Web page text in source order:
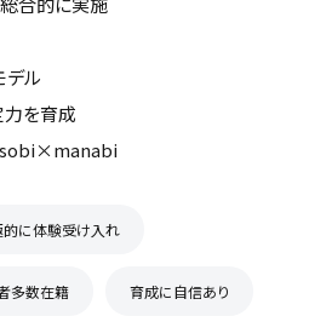
デル
力を育成
的に体験受け入れ
多数在籍 育成に自信あり